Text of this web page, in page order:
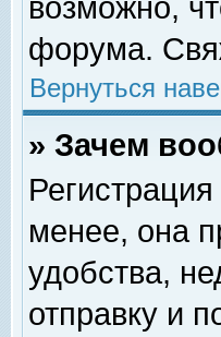
возможно,
форума.
Вернуться
» Зачем
менее, она
удобства,
отправку и